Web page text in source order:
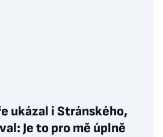
ukázal i Stránského,
Je to pro mě úplně